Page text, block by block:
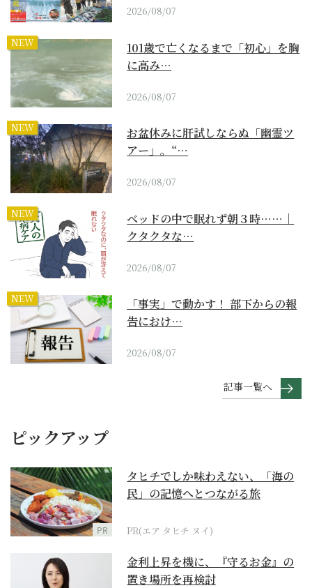
2026/08/07
NEW
101歳で亡くなるまで「初心」を胸
に高み…
2026/08/07
NEW
お盆休みに肝試しならぬ「幽霊ツ
アー」。“…
2026/08/07
NEW
ベッドの中で眠れず朝３時……｜
クタクタな…
2026/08/07
NEW
「事実」で動かす！ 部下からの報
告におけ…
2026/08/07
記事一覧へ
ピックアップ
PR
タヒチでしか味わえない、「海の
民」の記憶へとつながる旅
PR(エア タヒチ ヌイ)
金利上昇を機に、『守るお金』の
置き場所を再検討